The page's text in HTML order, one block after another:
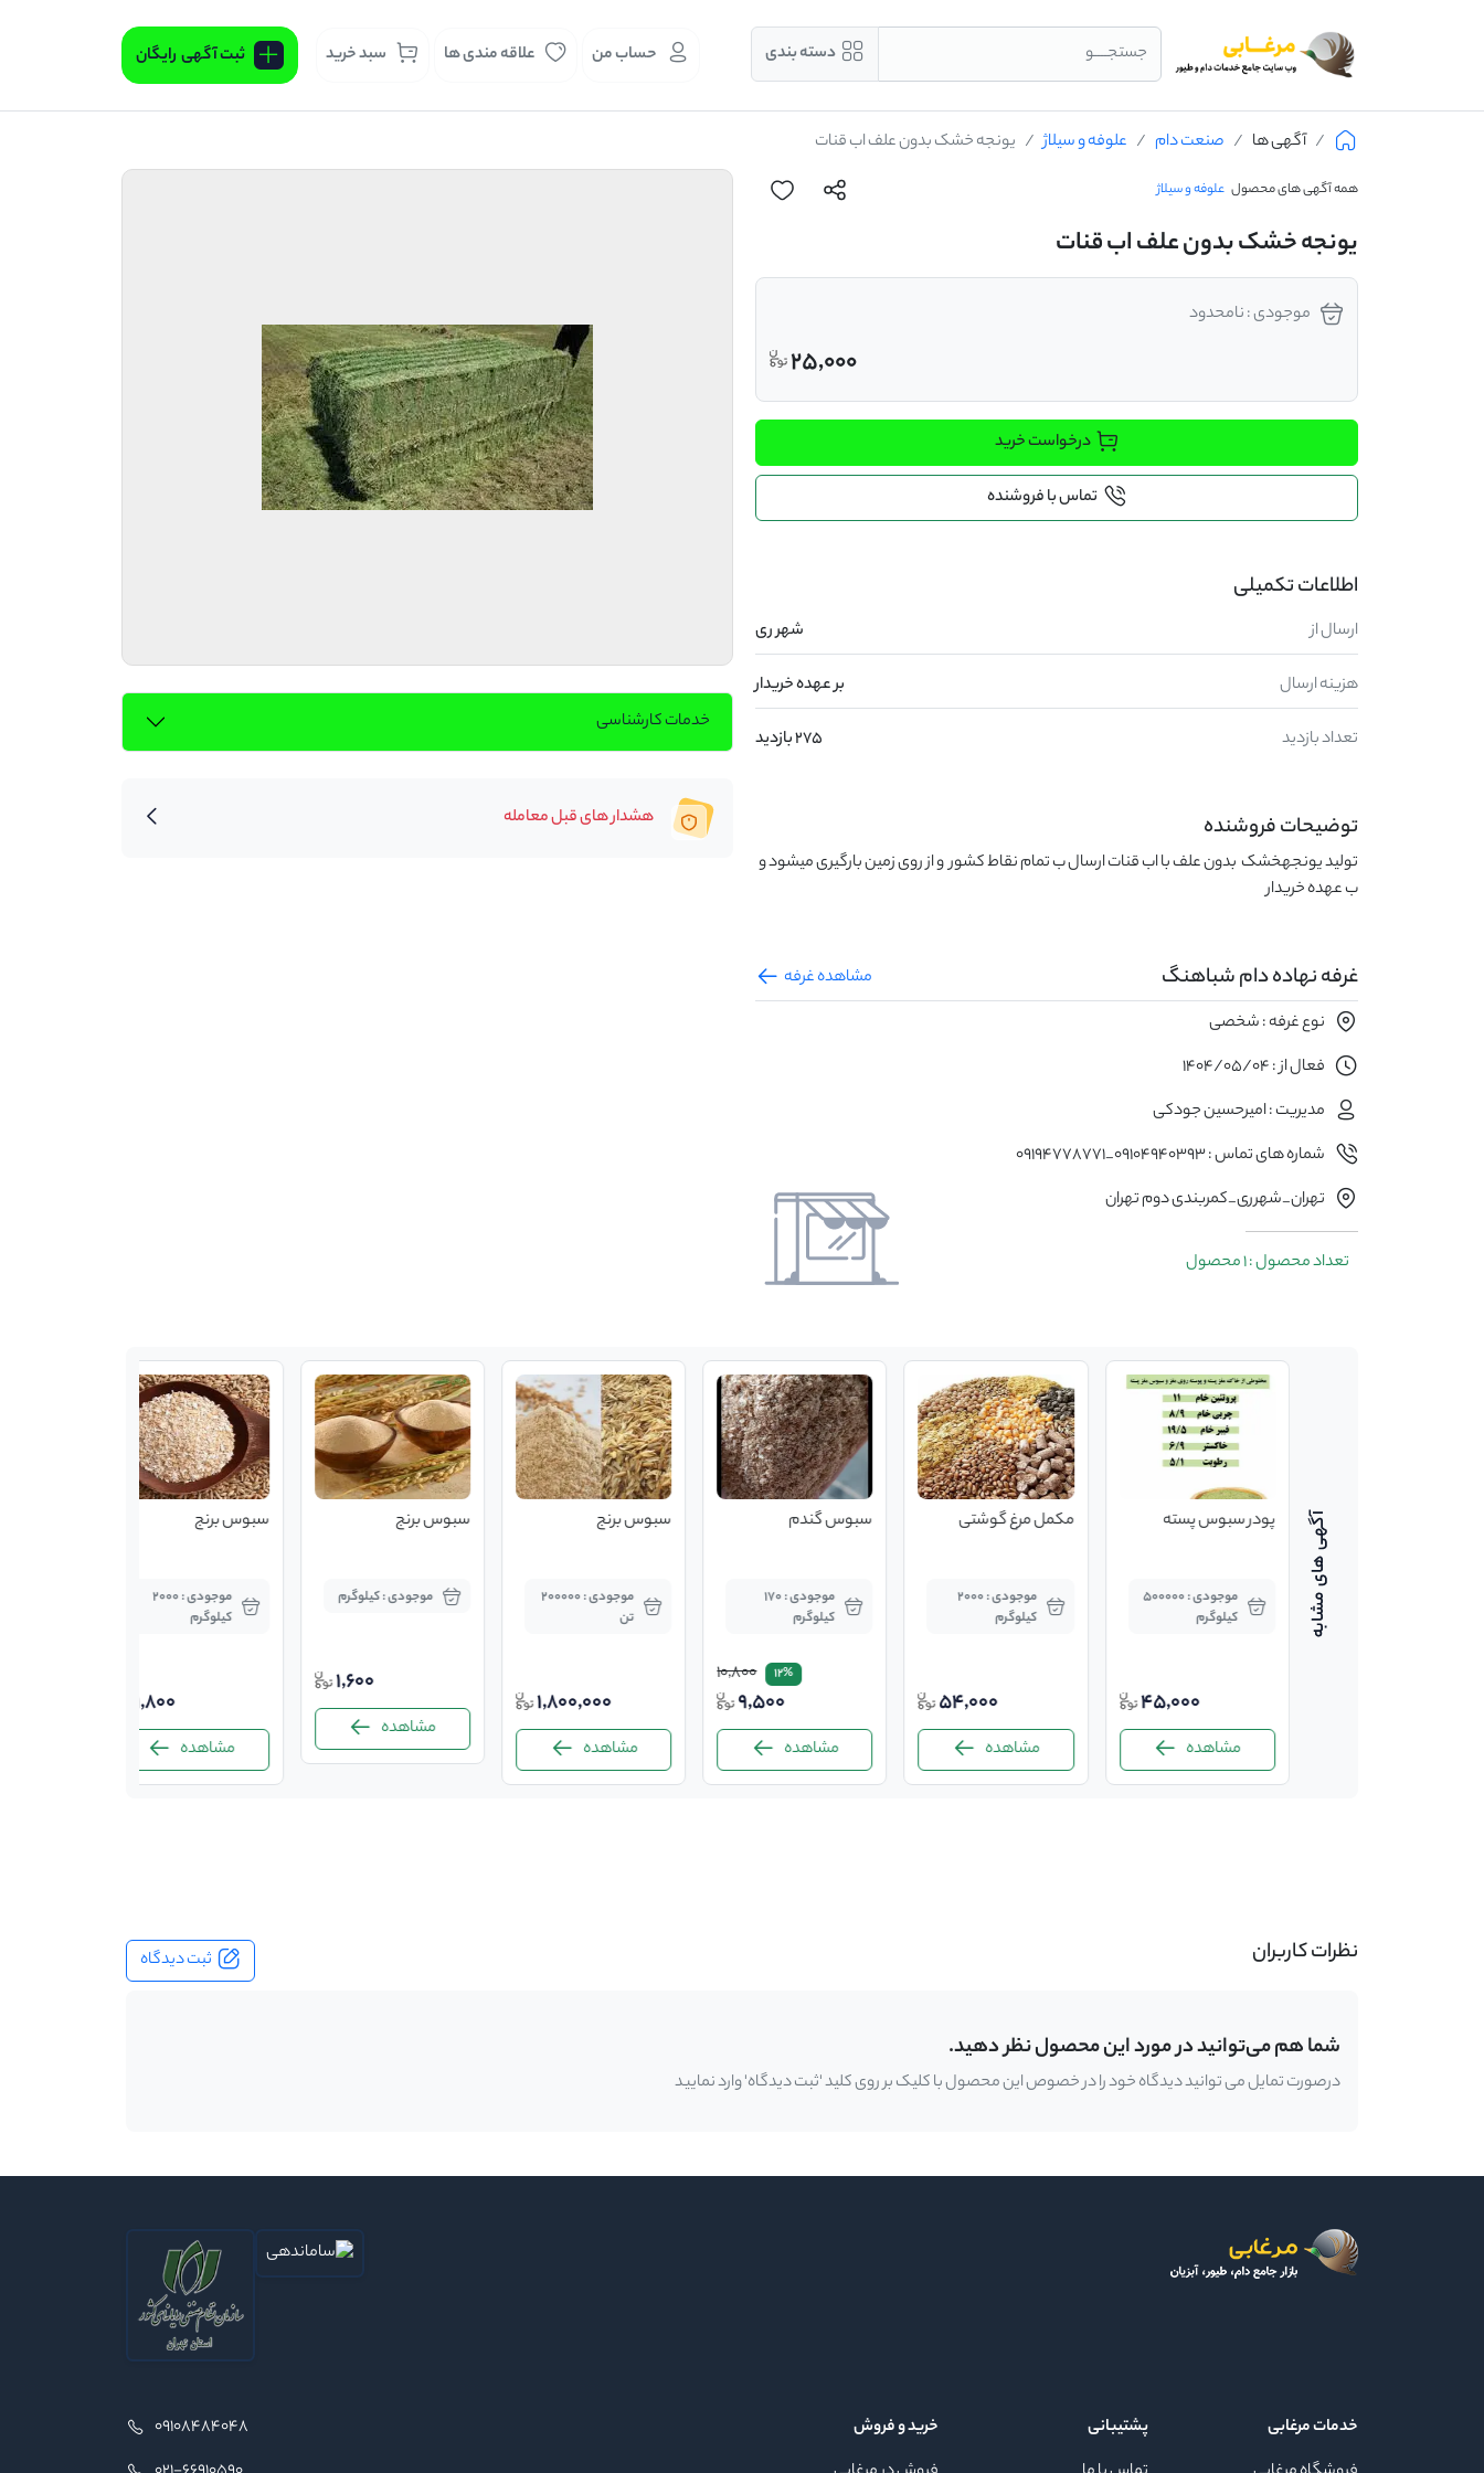
جستجــــو دسته بندی حساب من علاقه مندی ها سبد خرید ثبت آگهی رایگان
آگهی ها صنعت دام علوفه و سیلاژ یونجه خشک بدون علف اب قنات
همه آگهی های محصول علوفه و سیلاژ
یونجه خشک بدون علف اب قنات
موجودی : نامحدود
25,000
درخواست خرید
تماس با فروشنده
اطلاعات تکمیلی
ارسال از شهر ری
هزینه ارسال بر عهده خریدار
تعداد بازدید 275 بازدید
توضیحات فروشنده
ب عهده خریدار
غرفه نهاده دام شباهنگ
مشاهده غرفه
نوع غرفه : شخصی
فعال از : 1404/05/04
مدیریت : امیرحسین جودکی
شماره های تماس : 09104940393_09194778771
تهران_شهرری_کمربندی دوم تهران
تعداد محصول : 1 محصول
خدمات کارشناسی
هشدار های قبل معامله
پودر سبوس پسته
موجودی : 500000
کیلوگرم
45,000
مشاهده
مکمل مرغ گوشتی
موجودی : 2000
کیلوگرم
54,000
مشاهده
سبوس گندم
موجودی : 170
کیلوگرم
12%
10,800
9,500
مشاهده
سبوس برنج
موجودی : 200000
تن
1,800,000
مشاهده
سبوس برنج
موجودی : کیلوگرم
1,600
مشاهده
سبوس برنج
موجودی : 2000
کیلوگرم
1,800
مشاهده
نظرات کاربران ثبت دیدگاه
شما هم می‌توانید در مورد این محصول نظر دهید.
درصورت تمایل می توانید دیدگاه خود را در خصوص این محصول با کلیک بر روی کلید 'ثبت دیدگاه' وارد نمایید
خدمات مرغابی
پشتیبانی
خرید و فروش
09108484048